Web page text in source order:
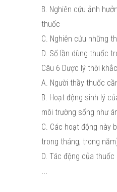
B. Nghiên cứu ảnh
thuốc
C. Nghiên cứu những
D. Số lần dùng thuốc
Câu 6 Dược lý thời
A. Người thầy thuốc
B. Hoạt động sinh lý
môi trường sống như
C. Các hoạt động này
trong tháng, trong
D. Tác động của
...